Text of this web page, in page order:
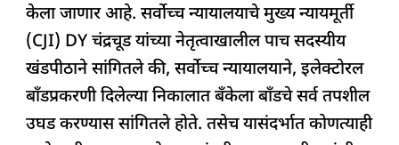
केला जाणार आहे. सर्वोच्च न्यायालयाचे मुख्य न्यायमूर्ती
(CJI) DY चंद्रचूड यांच्या नेतृत्वाखालील पाच सदस्यीय
खंडपीठाने सांगितले की, सर्वोच्च न्यायालयाने, इलेक्टोरल
बाँडप्रकरणी दिलेल्या निकालात बँकेला बाँडचे सर्व तपशील
उघड करण्यास सांगितले होते. तसेच यासंदर्भात कोणत्याही